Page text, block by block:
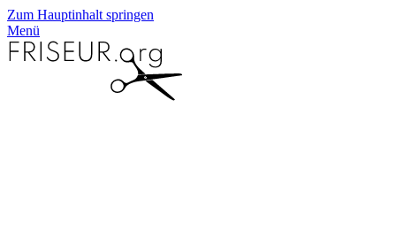
Zum Hauptinhalt springen
Menü